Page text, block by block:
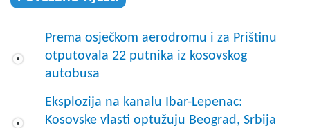
Prema osječkom aerodromu i za Prištinu
otputovala 22 putnika iz kosovskog
autobusa
Eksplozija na kanalu Ibar-Lepenac:
Kosovske vlasti optužuju Beograd, Srbija